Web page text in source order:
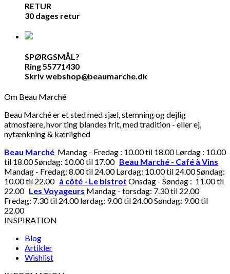
RETUR
30 dages retur
SPØRGSMÅL?
Ring 55771430
Skriv webshop@beaumarche.dk
Om Beau Marché
Beau Marché er et sted med sjæl, stemning og dejlig
atmosfære, hvor ting blandes frit, med tradition - eller ej,
nytænkning & kærlighed
Beau Marché Mandag - Fredag : 10.00 til 18.00 Lørdag : 10.00
til 18.00 Søndag: 10.00 til 17.00 Beau Marché - Café à Vins
Mandag - Fredag: 8.00 til 24.00 Lørdag: 10.00 til 24.00 Søndag:
10.00 til 22.00 à côté - Le bistrot Onsdag - Søndag : 11.00 til
22.00 Les Voyageurs Mandag - torsdag: 7.30 til 22.00
Fredag: 7.30 til 24.00 lørdag: 9.00 til 24.00 Søndag: 9.00 til
22.00
INSPIRATION
Blog
Artikler
Wishlist